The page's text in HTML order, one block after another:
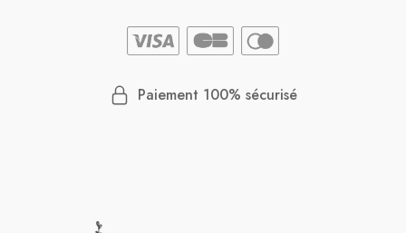
Paiement 100% sécurisé